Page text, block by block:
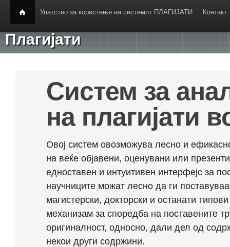
Упатство за користење на системот ПЛАГИЈАТИ Контакт
Плагијати
Систем за
на плагијати
Овој систем овозможува лесно и
на веќе објавени, оценувани или
едноставен и интуитивен интерфејс за
научниците можат лесно да ги
магистерски, докторски и останати
механизам за споредба на поставените
оригиналност, односно, дали дел од
некои други содржини.